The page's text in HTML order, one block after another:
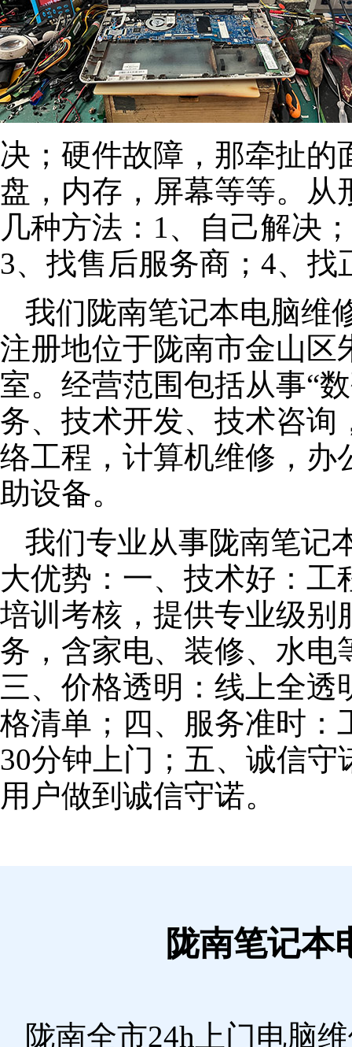
决；硬件故障，那牵扯的
盘，内存，屏幕等等。从
几种方法：1、自己解决
3、找售后服务商；4、找
我们陇南笔记本电脑维
注册地位于陇南市金山区
室。经营范围包括从事“
务、技术开发、技术咨询
络工程，计算机维修，办
助设备。
我们专业从事陇南笔记
大优势：一、技术好：
培训考核，提供专业级别
务，含家电、装修、水电
三、价格透明：线上全
格清单；四、服务准时：
30分钟上门；五、诚信
用户做到诚信守诺。
陇南笔记本
陇南全市24h上门电脑